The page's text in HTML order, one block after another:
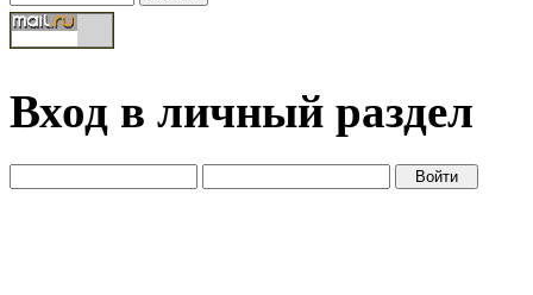
Вход в личный раздел